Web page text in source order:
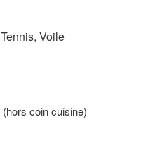
Voile
coin cuisine)